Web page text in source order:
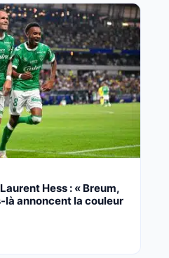
Hess : « Breum,
là annoncent la couleur